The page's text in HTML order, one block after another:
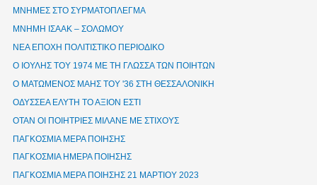
ΜΝΗΜΕΣ ΣΤΟ ΣΥΡΜΑΤΟΠΛΕΓΜΑ
ΜΝΗΜΗ ΙΣΑΑΚ – ΣΟΛΩΜΟΥ
ΝΕΑ ΕΠΟΧΗ ΠΟΛΙΤΙΣΤΙΚΟ ΠΕΡΙΟΔΙΚΟ
Ο ΙΟΥΛΗΣ ΤΟΥ 1974 ΜΕ ΤΗ ΓΛΩΣΣΑ ΤΩΝ ΠΟΙΗΤΩΝ
Ο ΜΑΤΩΜΕΝΟΣ ΜΑΗΣ ΤΟΥ '36 ΣΤΗ ΘΕΣΣΑΛΟΝΙΚΗ
ΟΔΥΣΣΕΑ ΕΛΥΤΗ ΤΟ ΑΞΙΟΝ ΕΣΤΙ
ΟΤΑΝ ΟΙ ΠΟΙΗΤΡΙΕΣ ΜΙΛΑΝΕ ΜΕ ΣΤΙΧΟΥΣ
ΠΑΓΚΟΣΜΙΑ ΜΕΡΑ ΠΟΙΗΣΗΣ
ΠΑΓΚΟΣΜΙΑ ΗΜΕΡΑ ΠΟΙΗΣΗΣ
ΠΑΓΚΟΣΜΙΑ ΜΕΡΑ ΠΟΙΗΣΗΣ 21 ΜΑΡΤΙΟΥ 2023